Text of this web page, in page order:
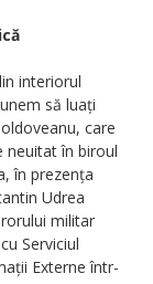
interiorul
să luați
care
neuitat în biroul
în prezența
Udrea
militar
Serviciul
Externe într-